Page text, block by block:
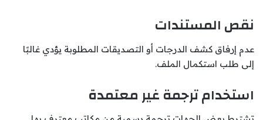
نقص المستندات
عدم إرفاق كشف الدرجات أو التصديقات المطلوبة يؤدي غالبًا
إلى طلب استكمال الملف.
استخدام ترجمة غير معتمدة